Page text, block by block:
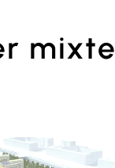
mixte